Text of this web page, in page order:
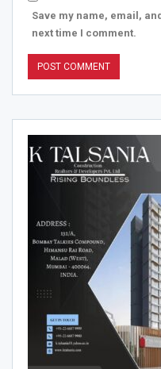
Save my name, email,
next time I comment.